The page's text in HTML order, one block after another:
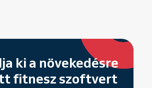
ki a növekedésre
fitnesz szoftvert